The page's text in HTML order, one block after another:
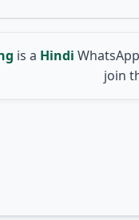
is a Hindi
join